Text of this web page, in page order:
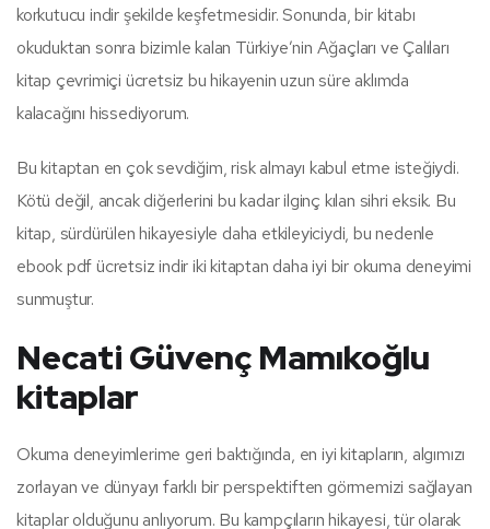
korkutucu indir şekilde keşfetmesidir. Sonunda, bir kitabı
okuduktan sonra bizimle kalan Türkiye’nin Ağaçları ve Çalıları
kitap çevrimiçi ücretsiz bu hikayenin uzun süre aklımda
kalacağını hissediyorum.
Bu kitaptan en çok sevdiğim, risk almayı kabul etme isteğiydi.
Kötü değil, ancak diğerlerini bu kadar ilginç kılan sihri eksik. Bu
kitap, sürdürülen hikayesiyle daha etkileyiciydi, bu nedenle
ebook pdf ücretsiz indir iki kitaptan daha iyi bir okuma deneyimi
sunmuştur.
Necati Güvenç Mamıkoğlu
kitaplar
Okuma deneyimlerime geri baktığında, en iyi kitapların, algımızı
zorlayan ve dünyayı farklı bir perspektiften görmemizi sağlayan
kitaplar olduğunu anlıyorum. Bu kampçıların hikayesi, tür olarak